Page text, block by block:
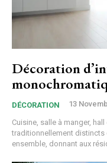
Décoration
DÉCORATION 13
Cuisine, salle à manger,
traditionnellement
ensemble, donnant aux